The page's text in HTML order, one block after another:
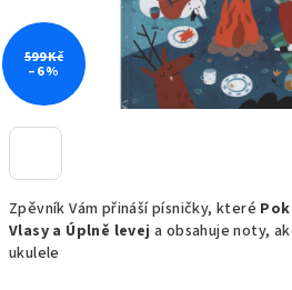
Zpěvník Vám přináší písničky, které
Vlasy a Úplně levej a obsahuje noty,
ukulele
599 Kč
–6 %